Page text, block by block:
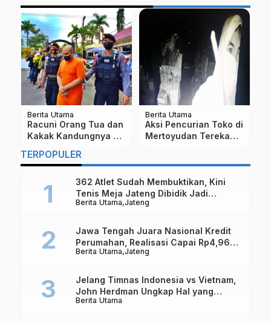
Berita Utama
Beri Wawasan Peluang
Karir, SMK Putra
Magelang Gelar Job
Berita Utama
Jadwal Libur Sekolah
Di Pulau Jawa Tahun
…
TERPOPULER
Berita Utama Jateng
362 Atlet Sudah Membuktikan, Kini
Tenis Meja Jateng Dibidik Jadi
Kekuatan Nasional
Berita Utama Jateng
Jawa Tengah Juara Nasional Kredit
Perumahan, Realisasi Capai Rp4,96
Triliun
Berita Utama
Jelang Timnas Indonesia vs Vietnam,
John Herdman Ungkap Hal yang
Dipertaruhkan